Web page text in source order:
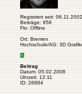
Registriert seit: 06.11.2002
Beiträge: 956
Flo: Offline
Ort: Bremen
Hochschule/AG: 3D
Beitrag
Datum: 05.02.2008
Uhrzeit: 12:11
ID: 26884